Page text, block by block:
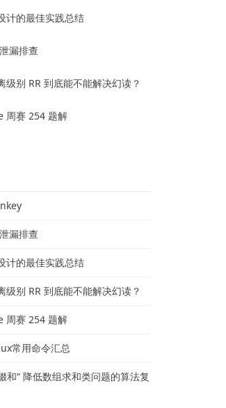
计的最佳实践总结
漏排查
级别 RR 到底能不能解决幻读？
周赛 254 题解
漏排查
计的最佳实践总结
级别 RR 到底能不能解决幻读？
周赛 254 题解
常用命令汇总
和“ 降低数组求和类问题的算法复